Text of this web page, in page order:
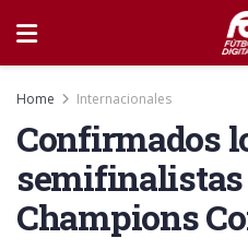
Home Internacionales
Confirmados
semifinalistas
Champions